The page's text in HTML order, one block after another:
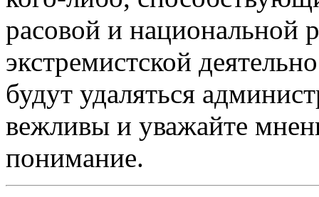
расовой и национальной
экстремистской
будут удаляться
вежливы и уважайте
понимание.